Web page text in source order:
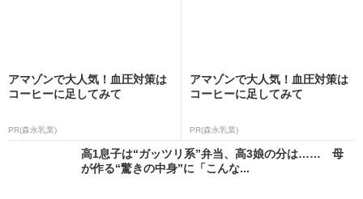
アマゾンで大人気！血圧対策は
コーヒーに足してみて
PR(森永乳業)
アマゾンで大人気！血圧対策は
コーヒーに足してみて
PR(森永乳業)
高1息子は“ガッツリ系”弁当、高3娘の分は…… 母
が作る“驚きの中身”に「こんな...